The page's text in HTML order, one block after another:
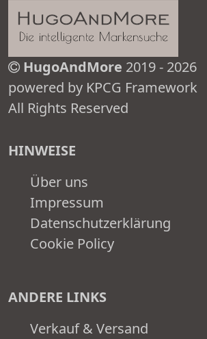
HugoAndMore 2019 - 2026
powered by KPCG Framework
All Rights Reserved
HINWEISE
Über uns
Impressum
Datenschutzerklärung
Cookie Policy
ANDERE LINKS
Verkauf & Versand